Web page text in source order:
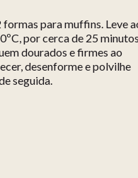
para muffins. Leve
por cerca de 25
dourados e firmes ao
desenforme e polvilhe
seguida.